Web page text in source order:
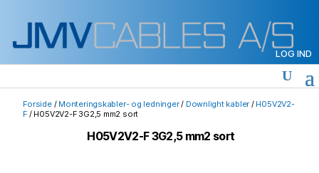
LOG IND
Forside/ Monteringskabler- og ledninger/ Downlight kabler / H05V2V2-
F / H05V2V2-F 3G2,5 mm2 sort
H05V2V2-F 3G2,5 mm2 sort